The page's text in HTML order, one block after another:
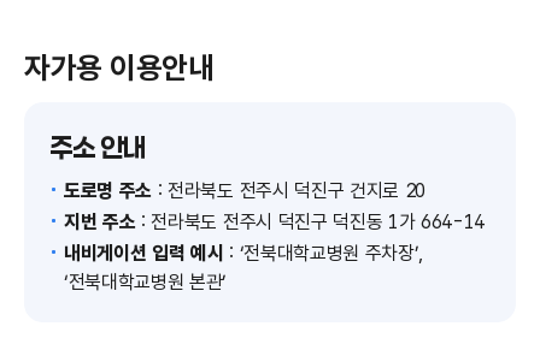
자가용 이용안내
주소 안내
도로명 주소 : 전라북도 전주시 덕진구 건지로 20
지번 주소: 전라북도 전주시 덕진구 덕진동 1가 664-14
내비게이션 입력 예시 : ‘전북대학교병원 주차장’,
‘전북대학교병원 본관’